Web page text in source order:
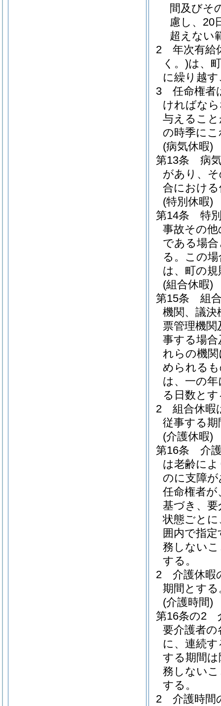
間及びそ
慮し、20
超えない
2
年次有給
く。)は、
に繰り越
3
任命権者
ければな
与えるこ
の時季に
(病気休暇)
第13条
病
があり、
合におけ
(特別休暇)
第14条
特
事故その
である場
る。 この
は、町の
(組合休暇)
第15条
組
機関、議決
票管理機
事する場
れらの機
められる
は、一の
る日数と
2
組合休暇
従事する
(介護休暇)
第16条
介
は老齢に
のに支障
任命権者
基づき、
状態ごと
囲内で指
務しない
する。
2
介護休暇
期間とする
(介護時間)
第16条の2
要介護者
に、連続
する期間
務しない
する。
2
介護時間